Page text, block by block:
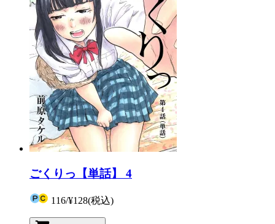
ごくりっ【単話】 4
116/¥128(税込)